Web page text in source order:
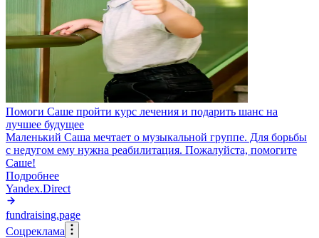
Помоги Саше пройти курс лечения и подарить шанс на
лучшее будущее
Маленький Саша мечтает о музыкальной группе. Для борьбы
с недугом ему нужна реабилитация. Пожалуйста, помогите
Саше!
Подробнее
Yandex.Direct
fundraising.page
Соцреклама